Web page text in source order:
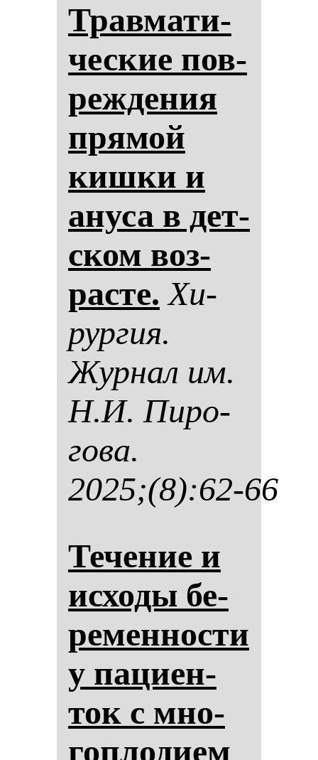
Трав­ма­ти­
чес­кие пов­
реж­де­ния
пря­мой
киш­ки и
ану­са в дет­
ском воз­
рас­те. Хи­
рур­гия.
Жур­нал им.
Н.И. Пи­ро­
го­ва.
2025;(8):62-66
Те­че­ние и
ис­хо­ды бе­
ре­мен­нос­ти
у па­ци­ен­
ток с мно­
гоп­ло­ди­ем